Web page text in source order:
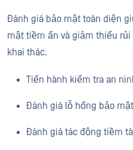
Đánh giá bảo mật toàn diện
mật tiềm ẩn và giảm thiểu
khai thác.
Tiến hành kiểm tra an
Đánh giá lỗ hổng bảo
Đánh giá tác động tiềm